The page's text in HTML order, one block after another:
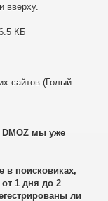
вверху.
сайтов (Голый
DMOZ мы уже
в поисковиках,
1 дня до 2
ли